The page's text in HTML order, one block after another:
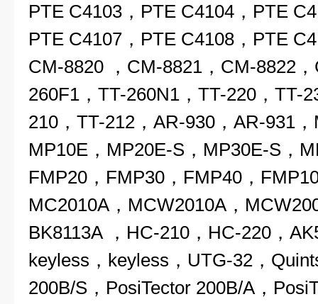
PTE C4103，PTE C4104，PTE
PTE C4107，PTE C4108，PTE
CM-8820 ，CM-8821，CM-8822
260F1，TT-260N1，TT-220，TT-
210，TT-212，AR-930，AR-931
MP10E，MP20E-S，MP30E-S，
FMP20，FMP30，FMP40，
MC2010A，MCW2010A，
BK8113A ，HC-210，HC-220，
keyless，keyless，UTG-32，
200B/S，PosiTector 200B/A，